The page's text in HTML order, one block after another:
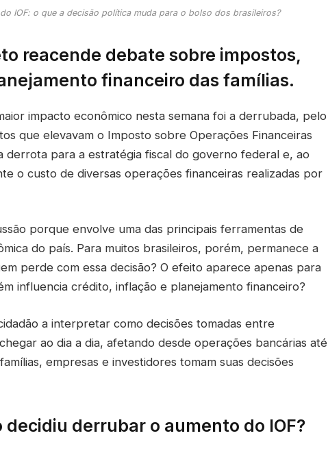
IOF: o que a decisão política muda para o bolso dos brasileiros?
reacende debate sobre impostos,
financeiro das famílias.
impacto econômico nesta semana foi a derrubada, pelo
que elevavam o Imposto sobre Operações Financeiras
derrota para a estratégia fiscal do governo federal e, ao
o custo de diversas operações financeiras realizadas por
porque envolve uma das principais ferramentas de
do país. Para muitos brasileiros, porém, permanece a
perde com essa decisão? O efeito aparece apenas para
influencia crédito, inflação e planejamento financeiro?
a interpretar como decisões tomadas entre
ao dia a dia, afetando desde operações bancárias até
empresas e investidores tomam suas decisões
decidiu derrubar o aumento do IOF?